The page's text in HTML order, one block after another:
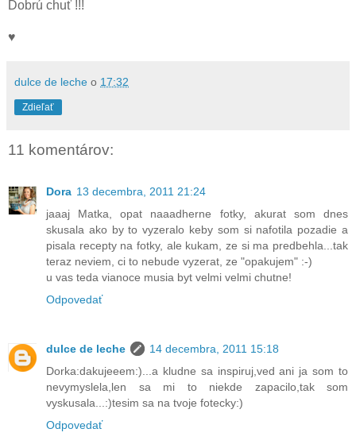
Dobrú chuť !!!
♥
dulce de leche o 17:32
Zdieľať
11 komentárov:
Dora 13 decembra, 2011 21:24
jaaaj Matka, opat naaadherne fotky, akurat som dnes
skusala ako by to vyzeralo keby som si nafotila pozadie a
pisala recepty na fotky, ale kukam, ze si ma predbehla...tak
teraz neviem, ci to nebude vyzerat, ze "opakujem" :-)
u vas teda vianoce musia byt velmi velmi chutne!
Odpovedať
dulce de leche
14 decembra, 2011 15:18
Dorka:dakujeeem:)...a kludne sa inspiruj,ved ani ja som to
nevymyslela,len sa mi to niekde zapacilo,tak som
vyskusala...:)tesim sa na tvoje fotecky:)
Odpovedať